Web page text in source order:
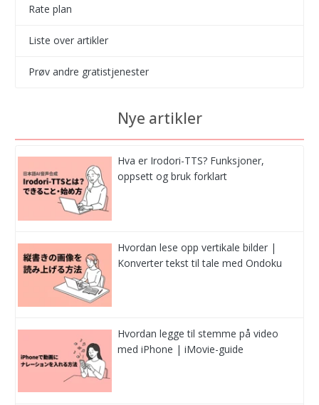
Rate plan
Liste over artikler
Prøv andre gratistjenester
Nye artikler
Hva er Irodori-TTS? Funksjoner,
oppsett og bruk forklart
Hvordan lese opp vertikale bilder |
Konverter tekst til tale med Ondoku
Hvordan legge til stemme på video
med iPhone | iMovie-guide